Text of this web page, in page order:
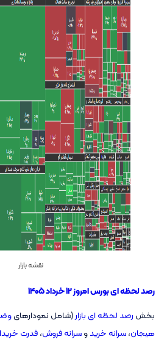
نقشه بازار
رصد لحظه ای بورس امروز ۱۲ خرداد ۱۴۰۵
بخشرصد لحظه ای بازار(شامل نمودارهای
هیجان،سرانه خریدوسرانه فروش،قدرت